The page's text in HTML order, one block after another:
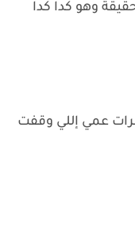
وهو كدا كدا
عمي إللي وقفت